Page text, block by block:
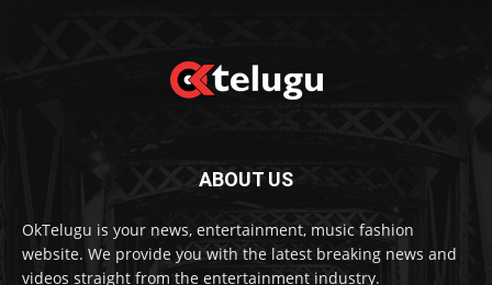
ABOUT US
OkTelugu is your news, entertainment, music fashion
website. We provide you with the latest breaking news and
videos straight from the entertainment industry.